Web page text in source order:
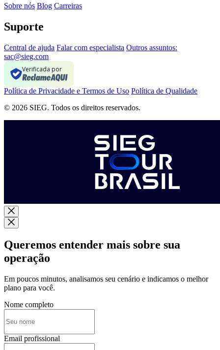
Sobre nós Blog Carreiras
Suporte
Central de ajuda Falar com especialista Outros assuntos:
sac@sieg.com
Verificada por
Política de Privacidade e Termos de Uso Política de Qualidade
© 2026 SIEG. Todos os direitos reservados.
Queremos entender mais sobre sua
operação
Em poucos minutos, analisamos seu cenário e indicamos o melhor
plano para você.
Nome completo
Email profissional